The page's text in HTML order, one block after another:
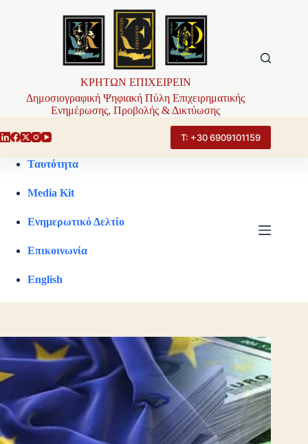
ΚΡΗΤΩΝ ΕΠΙΧΕΙΡΕΙΝ
Δημοσιογραφική Ψηφιακή Πύλη Επιχειρηματικής
Ενημέρωσης, Προβολής & Δικτύωσης
Τ: +30 6909101159
Ταυτότητα
Media Kit
Ενημερωτικό Δελτίο
Επικοινωνία
English